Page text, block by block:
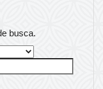
busca.